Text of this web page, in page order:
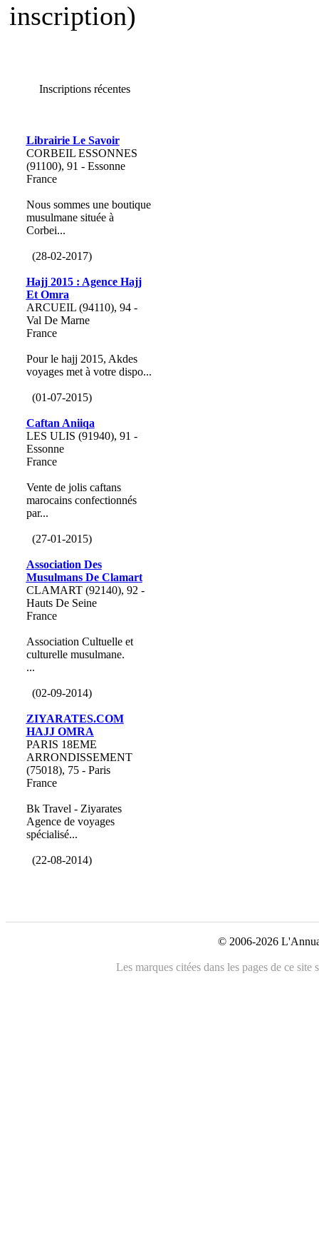
inscription)
Inscriptions récentes
Librairie Le Savoir
CORBEIL ESSONNES
(91100), 91 - Essonne
France
Nous sommes une boutique
musulmane située à
Corbei...
(28-02-2017)
Hajj 2015 : Agence Hajj
Et Omra
ARCUEIL (94110), 94 -
Val De Marne
France
Pour le hajj 2015, Akdes
voyages met à votre dispo...
(01-07-2015)
Caftan Aniiqa
LES ULIS (91940), 91 -
Essonne
France
Vente de jolis caftans
marocains confectionnés
par...
(27-01-2015)
Association Des
Musulmans De Clamart
CLAMART (92140), 92 -
Hauts De Seine
France
Association Cultuelle et
culturelle musulmane.
...
(02-09-2014)
ZIYARATES.COM
HAJJ OMRA
PARIS 18EME
ARRONDISSEMENT
(75018), 75 - Paris
France
Bk Travel - Ziyarates
Agence de voyages
spécialisé...
(22-08-2014)
© 2006-2026
Les marques citées dans les pages de ce